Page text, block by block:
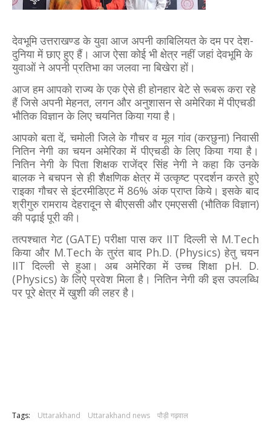
देवभूमि उत्तराखण्ड के युवा आज अपनी काबिलियत के दम पर देश-
दुनिया में छाए हुए हैं। आज ऐसा कोई भी क्षेत्र नहीं जहां देवभूमि के
युवाओं ने अपनी प्रतिभा का जलवा ना बिखेरा हों।
आज हम आपको राज्य के एक ऐसे ही होनहार बेटे से रूबरू करा रहे
हैं जिसे अपनी मेहनत, लगन और अनुशासन से अमेरिका में पीएचडी
भौतिक विज्ञान के लिए चयनित किया गया है।
आपको बता दें, चमोली जिले के गौचर व मूल गांव (करछुना) निवासी
नितिन नेगी का चयन अमेरिका में पीएचडी के लिए किया गया है।
नितिन नेगी के पिता शिक्षक राजेंद्र सिंह नेगी ने कहा कि उनके
बालक ने बचपन से ही शैक्षणिक क्षेत्र में उत्कृष्ट प्रदर्शन करते हुऐ
राइका गौचर से इंटरमीडिएट में 86% अंक प्राप्त किये। इसके बाद
श्रीगुरु रामराय देहरादून से बीएससी और एमएससी (भौतिक विज्ञान)
की पढ़ाई पूरी की।
तत्पश्चात गेट (GATE) परीक्षा पास कर IIT दिल्ली से M.Tech
किया और M.Tech के तुरंत बाद Ph.D. (Physics) हेतु चयन
IIT दिल्ली से हुआ। अब अमेरिका में उच्च शिक्षा pH. D.
(Physics) के लिऐ प्रवेश मिला है। नितिन नेगी की इस उपलब्धि
पर पूरे क्षेत्र में खुशी की लहर है।
Tags: Uttarakhand Uttarakhand news पौड़ी गढ़वाल